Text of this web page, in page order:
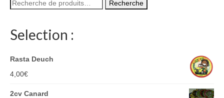
pour :
Recherche
Selection :
Rasta Deuch
4,00€
2cv Canard